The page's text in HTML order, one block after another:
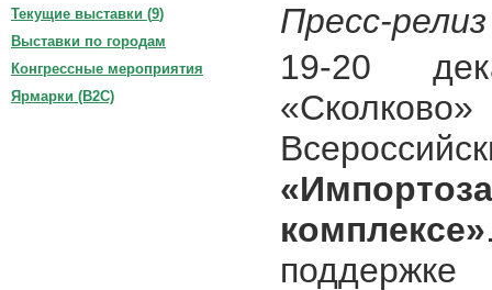
Пресс-релиз
19-20
комплексе»
Текущие выставки (9)
Выставки по городам
Конгрессные мероприятия
Ярмарки (B2C)